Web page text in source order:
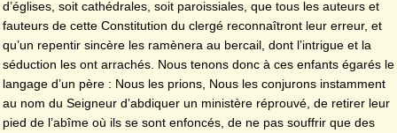
d’églises, soit cathédrales, soit paroissiales, que tous les auteurs et
fauteurs de cette Constitution du clergé reconnaîtront leur erreur, et
qu’un repentir sincère les ramènera au bercail, dont l’intrigue et la
séduction les ont arrachés. Nous tenons donc à ces enfants égarés le
langage d’un père : Nous les prions, Nous les conjurons instamment
au nom du Seigneur d’abdiquer un ministère réprouvé, de retirer leur
pied de l’abîme où ils se sont enfoncés, de ne pas souffrir que des